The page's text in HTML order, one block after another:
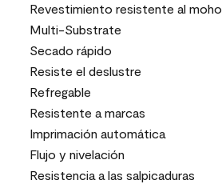
Revestimiento resistente al moho
Multi-Substrate
Secado rápido
Resiste el deslustre
Refregable
Resistente a marcas
Imprimación automática
Flujo y nivelación
Resistencia a las salpicaduras